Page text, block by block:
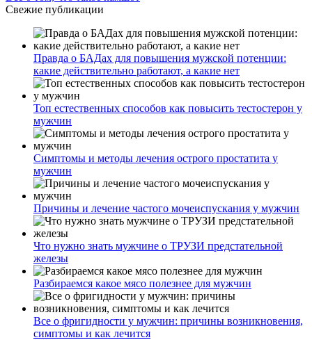
Свежие публикации
Правда о БАДах для повышения мужской потенции:
какие действительно работают, а какие нет
Топ естественных способов как повысить тестостерон у
мужчин
Симптомы и методы лечения острого простатита у
мужчин
Причины и лечение частого мочеиспускания у мужчин
Что нужно знать мужчине о ТРУЗИ предстательной
железы
Разбираемся какое мясо полезнее для мужчин
Все о фригидности у мужчин: причины возникновения,
симптомы и как лечится